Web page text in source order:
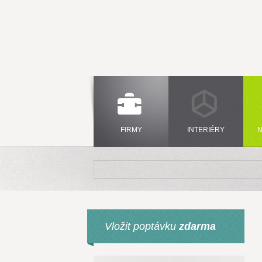
FIRMY INTERIÉRY
Vložit poptávku zdarma